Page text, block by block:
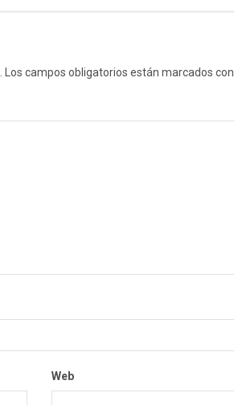
Los campos obligatorios están marcados con
Web